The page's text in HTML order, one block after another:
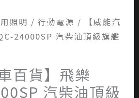
照明 / 行動電源 / 【威能汽
24000SP 汽柴油頂級旗艦
百貨】飛樂
汽柴油頂級